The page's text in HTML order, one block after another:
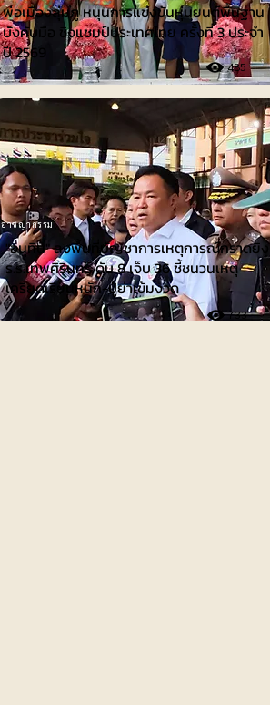
"อนุทิน" ลงพื้นที่บัญชาการเหตุการณ์กราดยิง
ร.ร.เทพศิรินทร์ ดับ 8 เจ็บ 36 ชี้ชนวนเหตุ
เครียดเรียนหนัก-ปู่ย่าเข้มงวด
อาชญากรรม
พ่อเมืองลุ่มภู หนุนการแข่งขันหุ่นยนต์พื้นฐาน
บังคับมือ ชิงแชมป์ประเทศไทย ครั้งที่ 3 ประจำ
ปี 2569
485
733